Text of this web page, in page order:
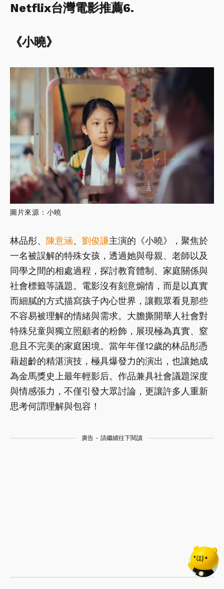
Netflix台灣電影推薦6.
《小曉》
圖片來源：小曉
林品彤、 陳意涵、 劉俊謙主演的《小曉》，聚焦於
一名被誤解的特殊女孩，透過她與母親、老師以及
同學之間的相處過程，探討教育體制、家庭關係與
社會標籤等議題。電影沒有刻意煽情，而是以真實
而細膩的方式描寫孩子內心世界，讓觀眾看見那些
不容易被理解的情緒與需求。大膽撕開華人社會對
特殊兒童與獨立照顧者的粉飾，展現極為真實、窒
息且不完美的家庭困境。當年年僅12歲的林品彤憑
藉超齡的精湛演技，極具爆發力的演出，也讓她成
為金馬獎史上最年輕影后。作品兼具社會議題深度
與情感張力，不僅引發大眾討論，更讓許多人重新
思考何謂理解與包容！
廣告 - 請繼續往下閱讀